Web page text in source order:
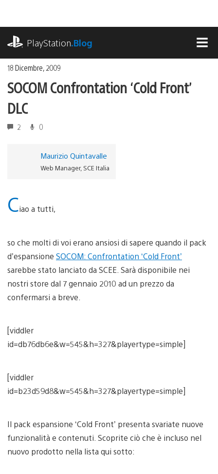
contenuto
PlayStation.Blog
18 Dicembre, 2009
SOCOM Confrontation ‘Cold Front’
DLC
2 0
Maurizio Quintavalle
Web Manager, SCE Italia
Ciao a tutti,
so che molti di voi erano ansiosi di sapere quando il pack
d’espansione SOCOM: Confrontation ‘Cold Front’
sarebbe stato lanciato da SCEE. Sarà disponibile nei
nostri store dal 7 gennaio 2010 ad un prezzo da
confermarsi a breve.
[viddler
id=db76db6e&w=545&h=327&playertype=simple]
[viddler
id=b23d59d8&w=545&h=327&playertype=simple]
Il pack espansione ‘Cold Front’ presenta svariate nuove
funzionalità e contenuti. Scoprite ciò che è incluso nel
nuovo prodotto nella lista qui sotto: